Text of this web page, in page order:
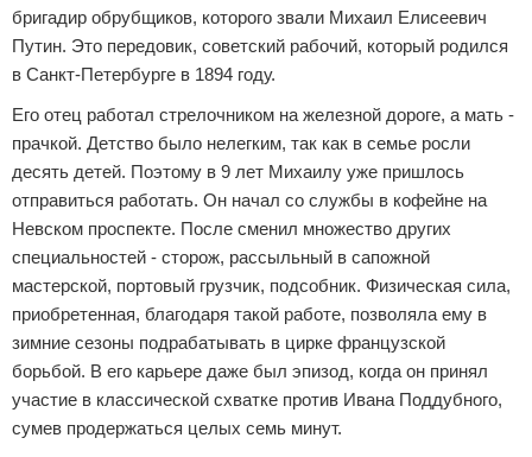
бригадир обрубщиков, которого звали Михаил Елисеевич
Путин. Это передовик, советский рабочий, который родился
в Санкт-Петербурге в 1894 году.
Его отец работал стрелочником на железной дороге, а мать -
прачкой. Детство было нелегким, так как в семье росли
десять детей. Поэтому в 9 лет Михаилу уже пришлось
отправиться работать. Он начал со службы в кофейне на
Невском проспекте. После сменил множество других
специальностей - сторож, рассыльный в сапожной
мастерской, портовый грузчик, подсобник. Физическая сила,
приобретенная, благодаря такой работе, позволяла ему в
зимние сезоны подрабатывать в цирке французской
борьбой. В его карьере даже был эпизод, когда он принял
участие в классической схватке против Ивана Поддубного,
сумев продержаться целых семь минут.